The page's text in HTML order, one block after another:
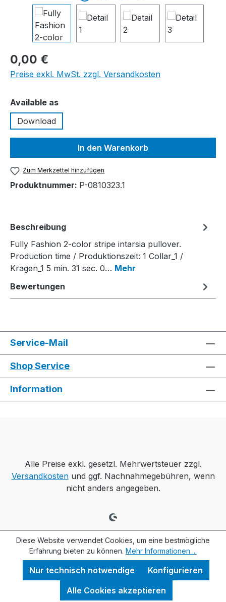
0,00 €
Preise exkl. MwSt. zzgl. Versandkosten
Available asauswählen
Download
In den Warenkorb
Zum Merkzettel hinzufügen
Produktnummer: P-0810323.1
Beschreibung
Fully Fashion 2-color stripe intarsia pullover.
Production time / Produktionszeit: 1 Collar_1 /
Kragen_1 5 min. 31 sec. 0… Mehr
Bewertungen
Service-Mail
Shop Service
Information
Alle Preise exkl. gesetzl. Mehrwertsteuer zzgl.
Versandkostenund ggf. Nachnahmegebühren, wenn
nicht anders angegeben.
Diese Website verwendet Cookies, um eine bestmögliche
Erfahrung bieten zu können. Mehr Informationen ...
Nur technisch notwendige
Konfigurieren
Alle Cookies akzeptieren